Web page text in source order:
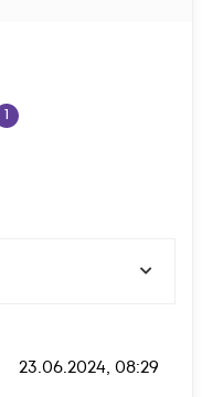
1
23.06.2024, 08:29